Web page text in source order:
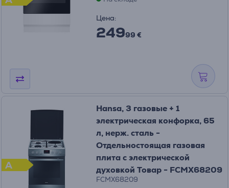
Цена:
24999 €
A
Hansa, 3 газовые + 1
электрическая конфорка, 65
л, нерж. сталь -
Отдельностоящая газовая
плита с электрической
духовкой Товар - FCMX68209
FCMX68209